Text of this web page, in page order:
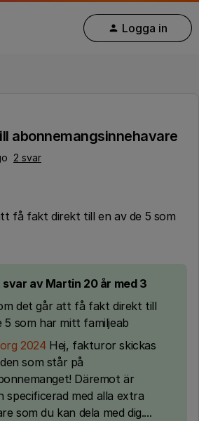
Logga in
abonnemangsinnehavare
2 svar
få fakt direkt till en av de 5 som
svar av Martin 20 år med 3
det går att få fakt direkt till
5 som har mitt familjeab
2024 Hej, fakturor skickas
som står på
Däremot är
specificerad med alla extra
som du kan dela med dig....